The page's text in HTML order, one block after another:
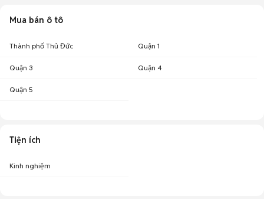
Mua bán ô tô
Thành phố Thủ Đức Quận 1
Quận 3 Quận 4
Quận 5
Tiện ích
Kinh nghiệm